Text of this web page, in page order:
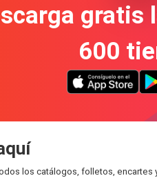
gratis
600
los catálogos, folletos,